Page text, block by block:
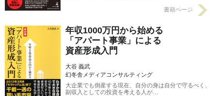
書籍ページ
年収1000万円から始める
「アパート事業」による
資産形成入門
大谷 義武
幻冬舎メディアコンサルティング
大企業でも倒産する現在、自分の身は自分で守るべく、
副収入としての投資を考える人が…